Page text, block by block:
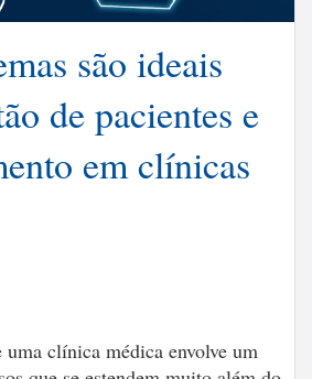
são ideais
de pacientes e
em clínicas
clínica médica envolve um